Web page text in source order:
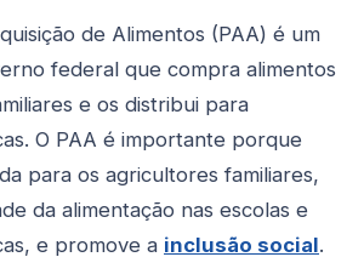
de Alimentos (PAA) é um
federal que compra alimentos
e os distribui para
O PAA é importante porque
para os agricultores familiares,
da alimentação nas escolas e
e promove a inclusão social.